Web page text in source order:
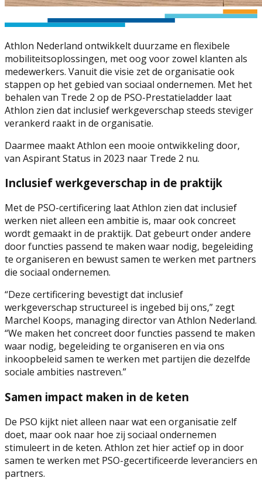
Athlon Nederland ontwikkelt duurzame en flexibele
mobiliteitsoplossingen, met oog voor zowel klanten als
medewerkers. Vanuit die visie zet de organisatie ook
stappen op het gebied van sociaal ondernemen. Met het
behalen van Trede 2 op de PSO-Prestatieladder laat
Athlon zien dat inclusief werkgeverschap steeds steviger
verankerd raakt in de organisatie.
Daarmee maakt Athlon een mooie ontwikkeling door,
van Aspirant Status in 2023 naar Trede 2 nu.
Inclusief werkgeverschap in de praktijk
Met de PSO-certificering laat Athlon zien dat inclusief
werken niet alleen een ambitie is, maar ook concreet
wordt gemaakt in de praktijk. Dat gebeurt onder andere
door functies passend te maken waar nodig, begeleiding
te organiseren en bewust samen te werken met partners
die sociaal ondernemen.
“Deze certificering bevestigt dat inclusief
werkgeverschap structureel is ingebed bij ons,” zegt
Marchel Koops, managing director van Athlon Nederland.
“We maken het concreet door functies passend te maken
waar nodig, begeleiding te organiseren en via ons
inkoopbeleid samen te werken met partijen die dezelfde
sociale ambities nastreven.”
Samen impact maken in de keten
De PSO kijkt niet alleen naar wat een organisatie zelf
doet, maar ook naar hoe zij sociaal ondernemen
stimuleert in de keten. Athlon zet hier actief op in door
samen te werken met PSO-gecertificeerde leveranciers en
partners.